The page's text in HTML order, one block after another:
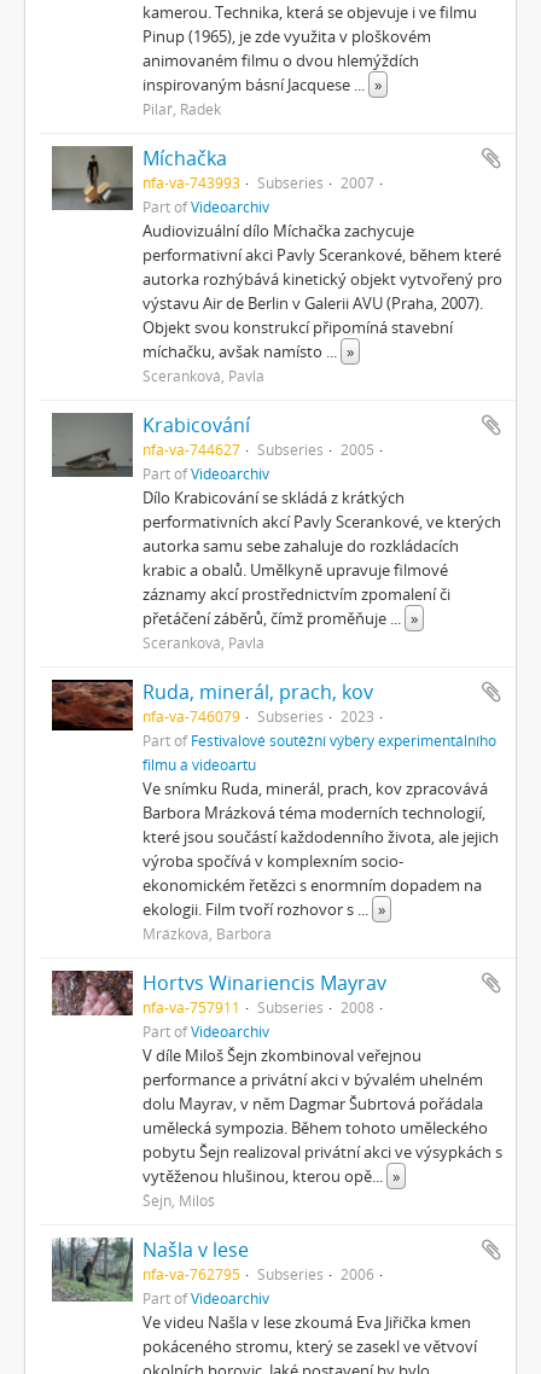
kamerou. Technika, která se objevuje i ve filmu
Pinup (1965), je zde využita v ploškovém
animovaném filmu o dvou hlemýždích
inspirovaným básní Jacquese ... »
Pilař, Radek
Míchačka
nfa-va-743993 Subseries
2007
Part ofVideoarchiv
Audiovizuální dílo Míchačka zachycuje
performativní akci Pavly Scerankové, během které
autorka rozhýbává kinetický objekt vytvořený pro
výstavu Air de Berlin v Galerii AVU (Praha, 2007).
Objekt svou konstrukcí připomíná stavební
míchačku, avšak namísto ... »
Sceranková, Pavla
Krabicování
nfa-va-744627 Subseries
2005
Part ofVideoarchiv
Dílo Krabicování se skládá z krátkých
performativních akcí Pavly Scerankové, ve kterých
autorka samu sebe zahaluje do rozkládacích
krabic a obalů. Umělkyně upravuje filmové
záznamy akcí prostřednictvím zpomalení či
přetáčení záběrů, čímž proměňuje ... »
Sceranková, Pavla
Ruda, minerál, prach, kov
nfa-va-746079 Subseries
2023
Part ofFestivalové soutěžní výběry experimentálního
filmu a videoartu
Ve snímku Ruda, minerál, prach, kov zpracovává
Barbora Mrázková téma moderních technologií,
které jsou součástí každodenního života, ale jejich
výroba spočívá v komplexním socio-
ekonomickém řetězci s enormním dopadem na
ekologii. Film tvoří rozhovor s ... »
Mrázková, Barbora
Hortvs Winariencis Mayrav
nfa-va-757911 Subseries
2008
Part ofVideoarchiv
V díle Miloš Šejn zkombinoval veřejnou
performance a privátní akci v bývalém uhelném
dolu Mayrav, v něm Dagmar Šubrtová pořádala
umělecká sympozia. Během tohoto uměleckého
pobytu Šejn realizoval privátní akci ve výsypkách s
vytěženou hlušinou, kterou opě... »
Šejn, Miloš
Našla v lese
nfa-va-762795 Subseries
2006
Part ofVideoarchiv
Ve videu Našla v lese zkoumá Eva Jiřička kmen
pokáceného stromu, který se zasekl ve větvoví